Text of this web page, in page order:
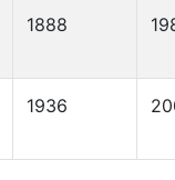
1888
1936